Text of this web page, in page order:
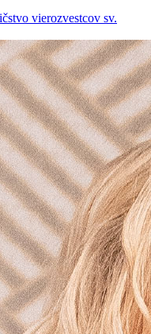
vierozvestcov sv.